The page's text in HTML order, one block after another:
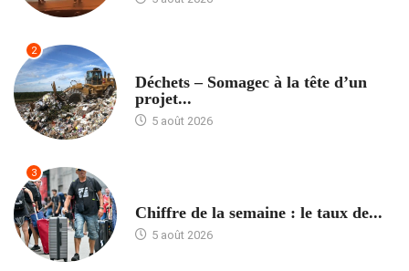
2
Déchets – Somagec à la tête d’un
projet...
5 août 2026
3
Chiffre de la semaine : le taux de...
5 août 2026